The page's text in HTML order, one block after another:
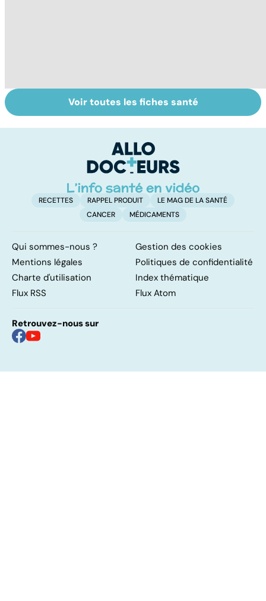
Covid-19 : tout
savoir sur la
Variole du singe :
symptômes,
traitements
Voir toutes les fiches santé
RECETTES RAPPEL PRODUIT
LE MAG DE LA SANTÉ
CANCER
MÉDICAMENTS
Qui sommes-nous ?
Gestion des cookies
Mentions légales
Politiques de confidentialité
Charte d'utilisation
Index thématique
Flux RSS
Flux Atom
Retrouvez-nous sur